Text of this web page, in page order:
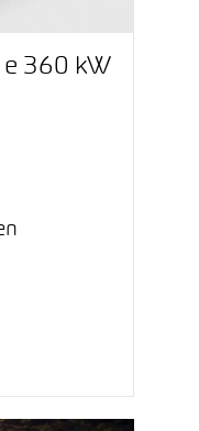
TFSI e 360 kW